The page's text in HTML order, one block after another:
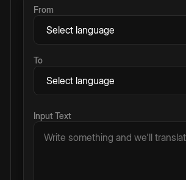
From
To
Input Text